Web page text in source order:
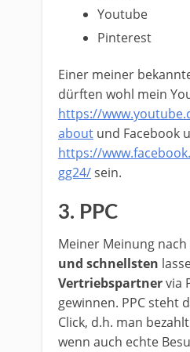
Youtube
Pinterest
Einer meiner
dürften wohl mein
https://
about und Facebook
https://
gg24/sein.
3. PPC
Meiner Meinung nach
und schnellsten
Vertriebspartnervia
gewinnen. PPC steht
Click, d.h. man
wenn auch echte